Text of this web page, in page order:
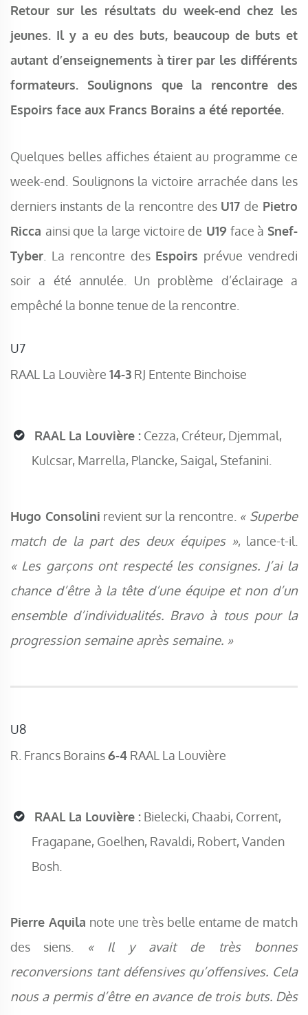
Retour sur les résultats du week-end chez les
jeunes. Il y a eu des buts, beaucoup de buts et
autant d’enseignements à tirer par les différents
formateurs. Soulignons que la rencontre des
Espoirs face aux Francs Borains a été reportée.
Quelques belles affiches étaient au programme ce
week-end. Soulignons la victoire arrachée dans les
derniers instants de la rencontre des U17 de Pietro
Ricca ainsi que la large victoire de U19face à Snef-
Tyber . La rencontre des Espoirs prévue vendredi
soir a été annulée. Un problème d’éclairage a
empêché la bonne tenue de la rencontre.
U7
RAAL La Louvière 14-3 RJ Entente Binchoise
RAAL La Louvière : Cezza, Créteur, Djemmal,
Kulcsar, Marrella, Plancke, Saigal, Stefanini.
Hugo Consolini revient sur la rencontre. « Superbe
match de la part des deux équipes », lance-t-il.
« Les garçons ont respecté les consignes. J’ai la
chance d’être à la tête d’une équipe et non d’un
ensemble d’individualités. Bravo à tous pour la
progression semaine après semaine. »
U8
R. Francs Borains6-4 RAAL La Louvière
RAAL La Louvière : Bielecki, Chaabi, Corrent,
Fragapane, Goelhen, Ravaldi, Robert, Vanden
Bosh.
Pierre Aquila note une très belle entame de match
des siens. « Il y avait de très bonnes
reconversions tant défensives qu’offensives. Cela
nous a permis d’être en avance de trois buts. Dès